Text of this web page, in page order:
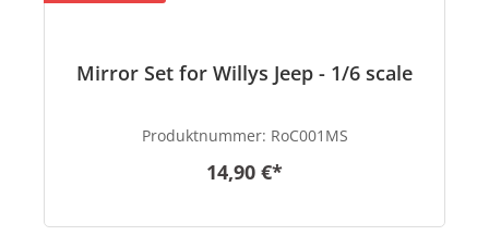
Mirror Set for Willys Jeep - 1/6 scale
Produktnummer: RoC001MS
14,90 €*